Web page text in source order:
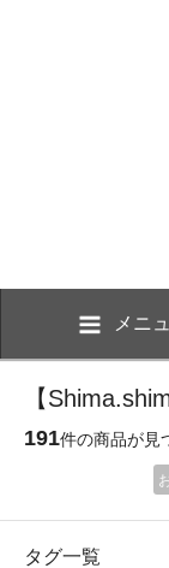
メニ
【
191件の商品が見
タグ一覧